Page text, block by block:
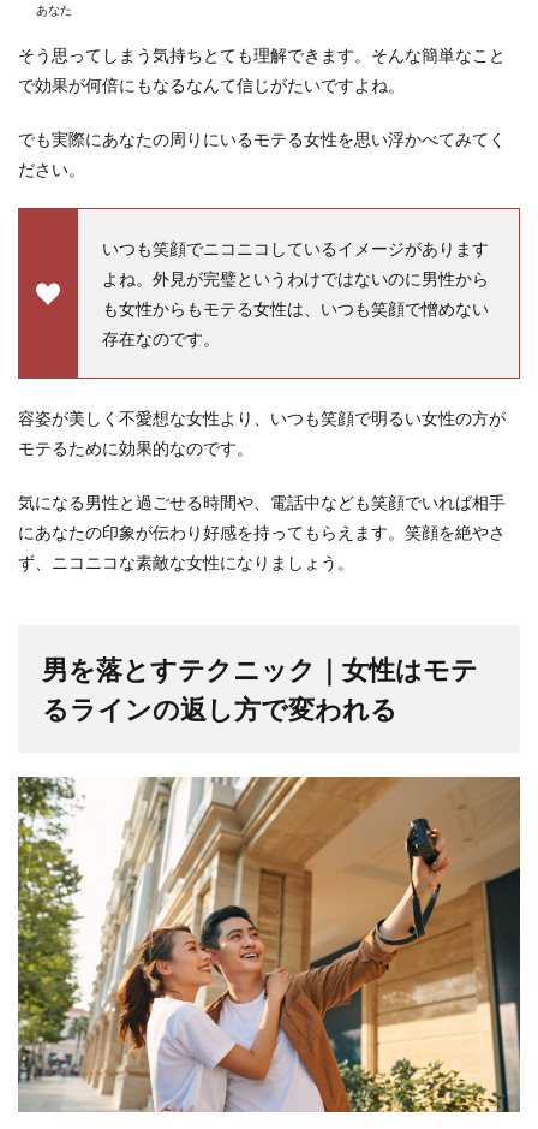
あなた
そう思ってしまう気持ちとても理解できます。そんな簡単なこと
で効果が何倍にもなるなんて信じがたいですよね。
でも実際にあなたの周りにいるモテる女性を思い浮かべてみてく
ださい。
いつも笑顔でニコニコしているイメージがあります
よね。外見が完璧というわけではないのに男性から
も女性からもモテる女性は、いつも笑顔で憎めない
存在なのです。
容姿が美しく不愛想な女性より、いつも笑顔で明るい女性の方が
モテるために効果的なのです。
気になる男性と過ごせる時間や、電話中なども笑顔でいれば相手
にあなたの印象が伝わり好感を持ってもらえます。笑顔を絶やさ
ず、ニコニコな素敵な女性になりましょう。
男を落とすテクニック｜女性はモテ
るラインの返し方で変われる